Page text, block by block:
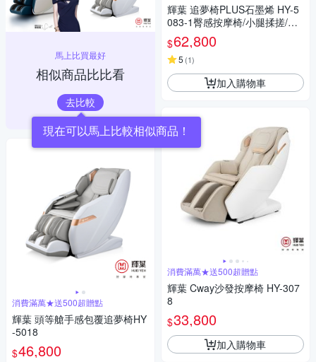
馬上比買最好
相似商品比比看
去比較
現在可以馬上比較相似商品！
消費滿萬★送500超贈點
輝葉 頭等艙手感包覆追夢椅HY
-5018
$46,800
輝葉 追夢椅PLUS石墨烯 HY-5
083-1臀感按摩椅/小腿揉搓/零
重力/溫熱
$62,800
5 (1)
加入購物車
消費滿萬★送500超贈點
輝葉 Cway沙發按摩椅 HY-307
8
$33,800
加入購物車